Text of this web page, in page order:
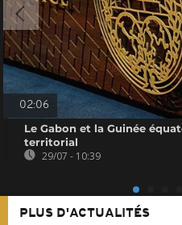
02:06
Le Gabon et la Guinée
territorial
29/07 - 10:39
PLUS D'ACTUALITÉS